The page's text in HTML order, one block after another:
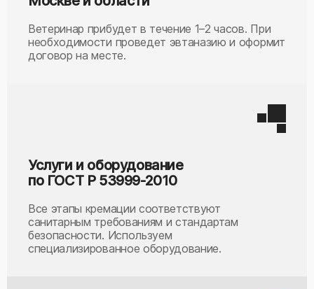
Ветеринар прибудет в течение 1–2 часов. При
необходимости проведет эвтаназию и оформит
договор на месте.
Услуги и оборудование
по ГОСТ Р 53999-2010
Все этапы кремации соответствуют
санитарным требованиям и стандартам
безопасности. Используем
специализированное оборудование.